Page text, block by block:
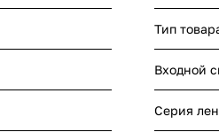
Тип
Входной
Серия